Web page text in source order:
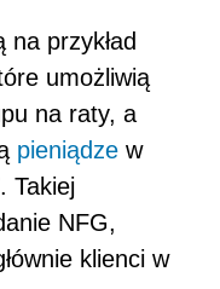
na przykład
umożliwią
na raty, a
pieniądze w
Takiej
NFG,
klienci w